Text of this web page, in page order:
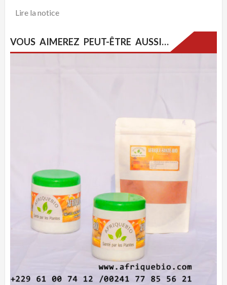
Lire la notice
VOUS AIMEREZ PEUT-ÊTRE AUSSI…